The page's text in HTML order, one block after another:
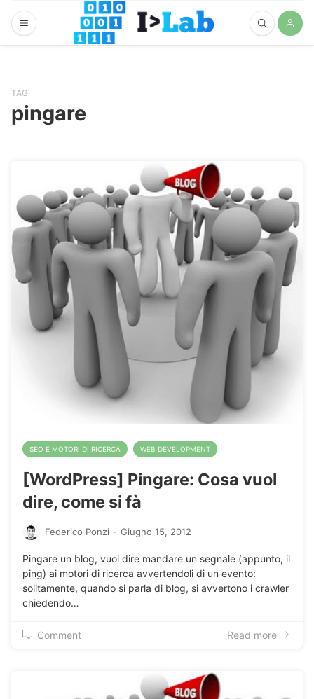
TAG
pingare
SEO E MOTORI DI RICERCA WEB DEVELOPMENT
[WordPress] Pingare: Cosa vuol
dire, come si fà
Federico Ponzi · Giugno 15, 2012
Pingare un blog, vuol dire mandare un segnale (appunto, il
ping) ai motori di ricerca avvertendoli di un evento:
solitamente, quando si parla di blog, si avvertono i crawler
chiedendo…
Comment Read more